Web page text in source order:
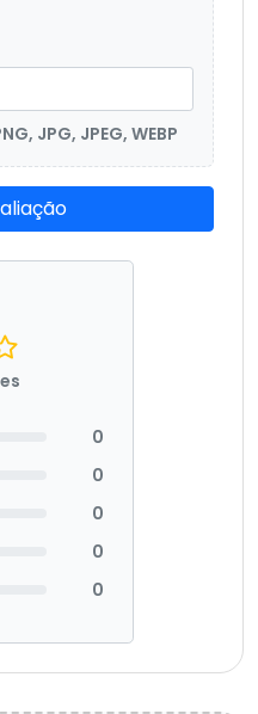
JPG, JPEG, WEBP
0
0
0
0
0